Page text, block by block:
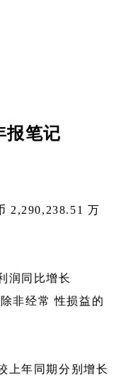
报笔记
2,290,238.51 万
润同比增长
非经常 性损益的
上年同期分别增长